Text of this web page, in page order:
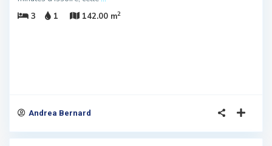
3
1 142.00 m2
Andrea Bernard